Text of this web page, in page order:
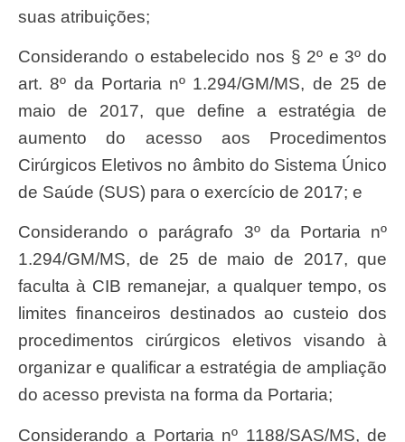
suas atribuições;
Considerando o estabelecido nos § 2º e 3º do
art. 8º da Portaria nº 1.294/GM/MS, de 25 de
maio de 2017, que define a estratégia de
aumento do acesso aos Procedimentos
Cirúrgicos Eletivos no âmbito do Sistema Único
de Saúde (SUS) para o exercício de 2017; e
Considerando o parágrafo 3º da Portaria nº
1.294/GM/MS, de 25 de maio de 2017, que
faculta à CIB remanejar, a qualquer tempo, os
limites financeiros destinados ao custeio dos
procedimentos cirúrgicos eletivos visando à
organizar e qualificar a estratégia de ampliação
do acesso prevista na forma da Portaria;
Considerando a Portaria nº 1188/SAS/MS, de